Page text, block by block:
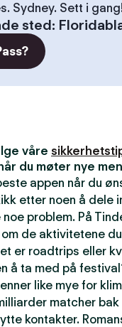
Sydney. Sett i
sted:
våre
du møter nye
appen når du
etter noen å dele
problem. På
de aktivitetene
er roadtrips eller
å ta med på
like mye for
matcher bak
kontakter.